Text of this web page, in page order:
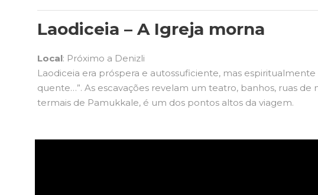
Laodiceia – A Igreja morna
Local: Próximo a Denizli
Laodiceia era próspera e autossuficiente, mas
quente…”. As escavações revelam um teatro, banhos, ruas
termais de Pamukkale, é um dos pontos altos da viagem.